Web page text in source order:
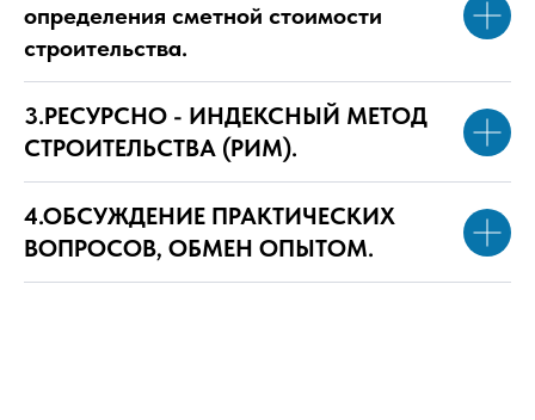
определения сметной стоимости
строительства.
3.РЕСУРСНО - ИНДЕКСНЫЙ МЕТОД
СТРОИТЕЛЬСТВА (РИМ).
4.ОБСУЖДЕНИЕ ПРАКТИЧЕСКИХ
ВОПРОСОВ, ОБМЕН ОПЫТОМ.